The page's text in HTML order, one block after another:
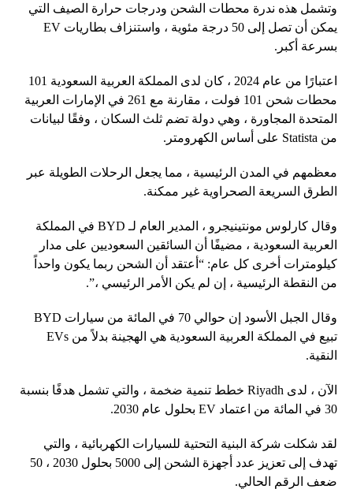
وتشمل هذه ندرة محطات الشحن ودرجات حرارة الصيف التي
يمكن أن تصل إلى 50 درجة مئوية ، واستنزاف بطاريات EV
بسرعة أكبر.
اعتبارًا من عام 2024 ، كان لدى المملكة العربية السعودية 101
محطات شحن 101 فولت ، مقارنة مع 261 في الإمارات العربية
المتحدة المجاورة ، وهي دولة تضم ثلث السكان ، وفقًا لبيانات
من Statista على أساس الكهرومتر.
معظمهم في المدن الرئيسية ، مما يجعل الرحلات الطويلة عبر
الطرق السريعة الصحراوية غير ممكنة.
وقال كارلوس مونتينيجرو ، المدير العام لـ BYD في المملكة
العربية السعودية ، مضيفًا أن السائقين السعوديين على مدار
كيلومترات أخرى كل عام: “أعتقد أن الشحن ربما يكون واحداً
من النقطة الرئيسية ، إن لم يكن الأمر الرئيسي ،”.
وقال الجبل الأسود إن حوالي 70 في المائة من سيارات BYD
تبيع في المملكة العربية السعودية هي الهجينة بدلاً من EVs
النقية.
الآن ، لدى Riyadh خطط تنمية ضخمة ، والتي تشمل هدفًا بنسبة
30 في المائة من اعتماد EV بحلول عام 2030.
لقد شكلت شركة البنية التحتية للسيارات الكهربائية ، والتي
تهدف إلى تعزيز عدد أجهزة الشحن إلى 5000 بحلول 2030 ، 50
ضعف الرقم الحالي.